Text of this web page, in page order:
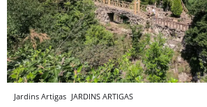
Jardins Artigas JARDINS ARTIGAS